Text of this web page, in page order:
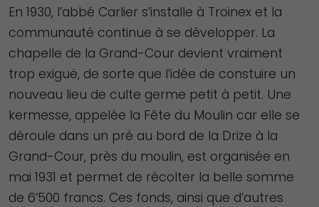
En 1930, l’abbé Carlier s’installe à Troinex et la
communauté continue à se développer. La
chapelle de la Grand-Cour devient vraiment
trop exiguë, de sorte que l’idée de constuire un
nouveau lieu de culte germe petit à petit. Une
kermesse, appelée la Fête du Moulin car elle se
déroule dans un pré au bord de la Drize à la
Grand-Cour, près du moulin, est organisée en
mai 1931 et permet de récolter la belle somme
de 6’500 francs. Ces fonds, ainsi que d’autres